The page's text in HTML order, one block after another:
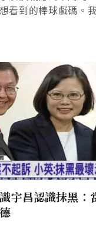
看到的棒球戲碼。
宇昌認識抹黑：